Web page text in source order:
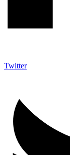
Twitter